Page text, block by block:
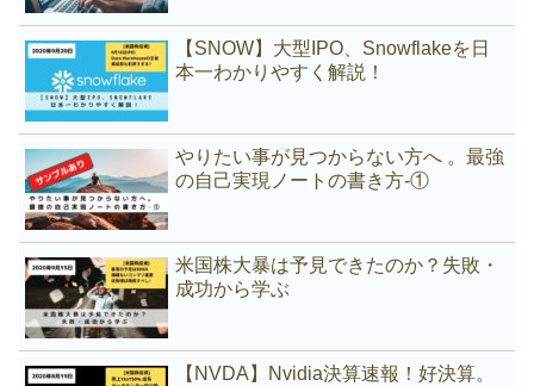
【SNOW】大型IPO、Snowflakeを日
本一わかりやすく解説！
やりたい事が見つからない方へ 。最強
の自己実現ノートの書き方-①
米国株大暴は予見できたのか？失敗・
成功から学ぶ
【NVDA】Nvidia決算速報！好決算。